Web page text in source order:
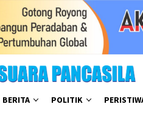
BERITA POLITIK